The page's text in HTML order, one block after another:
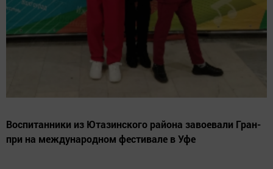
Воспитанники из Ютазинского района завоевали Гран-
при на международном фестивале в Уфе